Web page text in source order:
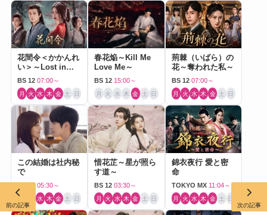
花間令＜かかんれ
い＞～Lost in
Love～
BS 12 07:00～
月 火 水 木 金 土 日
春花焔～Kill Me
Love Me～
BS 12 15:00～
月 火 水 木 金 土 日
荊棘（いばら）の
花～奪われた私～
BS 12 07:00～
月 火 水 木 金 土 日
この結婚は社内秘
で
05:30～
月 水 木 金 土 日
惜花芷～星が照ら
す道～
BS 12 03:30～
月 火 水 木 金 土 日
錦衣夜行 愛と密
命
TOKYO MX 11:04～
月 火 水 木 金 土 日
前の記事 次の記事